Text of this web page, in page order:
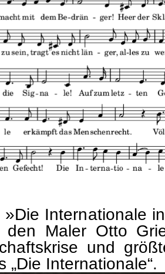
Internationale
den Maler Otto
und
„Die Internationale“.